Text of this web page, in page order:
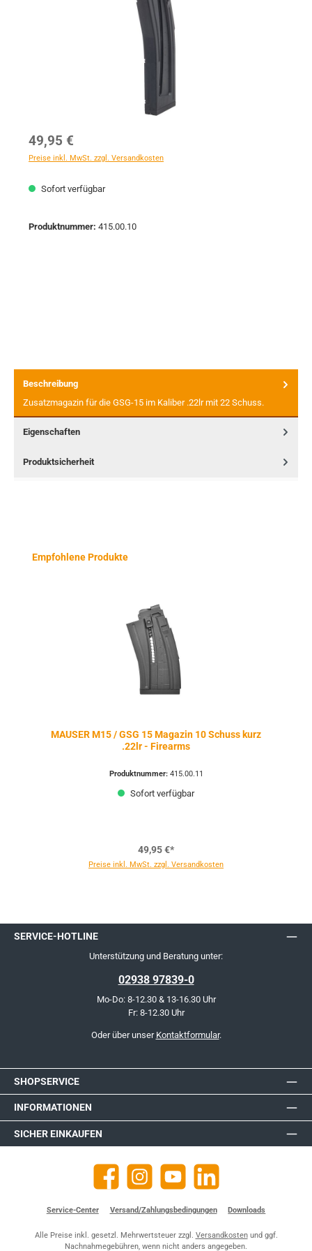
Regulärer Preis:
49,95 €
Preise inkl. MwSt. zzgl. Versandkosten
Sofort verfügbar
Produktnummer: 415.00.10
Beschreibung
Zusatzmagazin für die GSG-15 im Kaliber .22lr mit 22 Schuss.
Eigenschaften
Produktsicherheit
Produktgalerie überspringen
Empfohlene Produkte
MAUSER M15 / GSG 15 Magazin 10 Schuss kurz
.22lr - Firearms
Produktnummer: 415.00.11
Sofort verfügbar
49,95 €*
Preise inkl. MwSt. zzgl. Versandkosten
SERVICE-HOTLINE
Unterstützung und Beratung unter:
02938 97839-0
Mo-Do: 8-12.30 & 13-16.30 Uhr
Fr: 8-12.30 Uhr
Oder über unser Kontaktformular.
SHOPSERVICE
INFORMATIONEN
SICHER EINKAUFEN
Facebook Instagram YouTube https://de.linkedin.com/company/
Service-Center Versand/Zahlungsbedingungen Downloads
Alle Preise inkl. gesetzl. Mehrwertsteuer zzgl. Versandkostenund ggf.
Nachnahmegebühren, wenn nicht anders angegeben.